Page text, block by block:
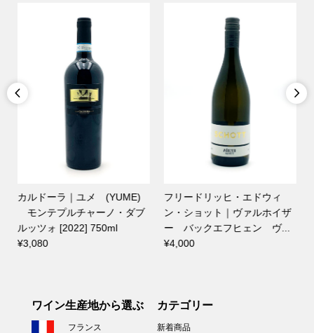

カルドーラ｜ユメ (YUME)
モンテプルチャーノ・ダブ
ルッツォ [2022] 750ml
¥3,080
フリードリッヒ・エドウィ
ン・ショット｜ヴァルホイザ
ー バックエフヒェン ヴ...
¥4,000

ワイン生産地から選ぶ
フランス
カテゴリー
新着商品